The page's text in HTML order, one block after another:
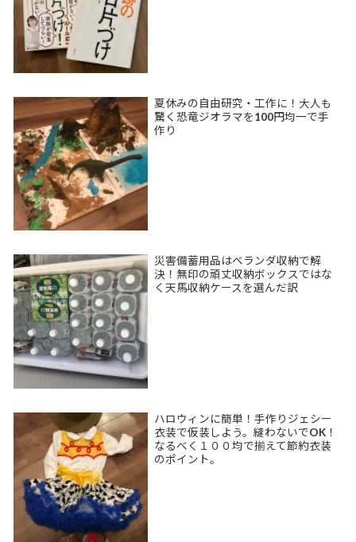
夏休みの自由研究・工作に！大人も
驚く恐竜ジオラマを100円均一で手
作り
災害備蓄用品はベランダ収納で解
決！無印の頑丈収納ボックスではな
く天馬収納ケースを選んだ訳
ハロウィンに簡単！手作りジェシー
衣装で仮装しよう。縫わないでOK！
なるべく１００均で揃えて節約衣装
のポイント。